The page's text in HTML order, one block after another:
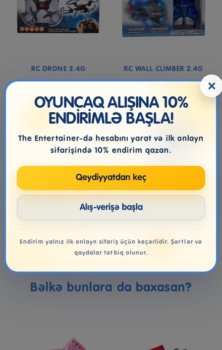
RC DRONE 2.4G
65.99₼
Səbətə at
RC WALL CLIMBER 2.4G
45.99₼
Səbətə at
Bəlkə bunlara da baxasan?
×
OYUNCAQ ALIŞINA 10%
ENDİRİMLƏ BAŞLA!
The Entertainer-də hesabını yarat və ilk onlayn
sifarişində 10% endirim qazan.
Qeydiyyatdan keç
Alış-verişə başla
Endirim yalnız ilk onlayn sifariş üçün keçərlidir. Şərtlər və
qaydalar tətbiq olunur.